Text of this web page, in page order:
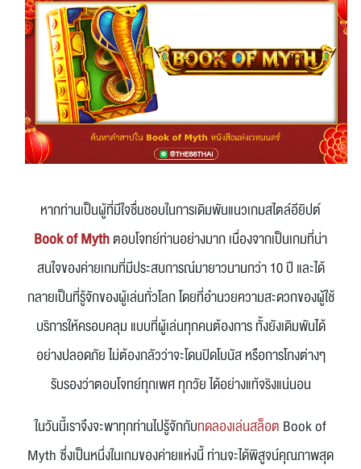
หากท่านเป็นผู้ที่มีใจชื่นชอบในการเดิมพันแนวเกมสไตล์อียิปต์
Book of Mythตอบโจทย์ท่านอย่างมาก เนื่องจากเป็นเกมที่น่า
สนใจของค่ายเกมที่มีประสบการณ์มายาวนานกว่า 10 ปี และได้
กลายเป็นที่รู้จักของผู้เล่นทั่วโลก โดยที่อำนวยความสะดวกของผู้ใช้
บริการให้ครอบคลุม แบบที่ผู้เล่นทุกคนต้องการ ทั้งยังเดิมพันได้
อย่างปลอดภัย ไม่ต้องกลัวว่าจะโดนปิดโบนัส หรือการโกงต่างๆ
รับรองว่าตอบโจทย์ทุกเพศ ทุกวัย ได้อย่างแท้จริงแน่นอน
ในวันนี้เราจึงจะพาทุกท่านไปรู้จักกับทดลองเล่นสล็อต Book of
Myth ซึ่งเป็นหนึ่งในเกมของค่ายแห่งนี้ ท่านจะได้พิสูจน์คุณภาพสุด